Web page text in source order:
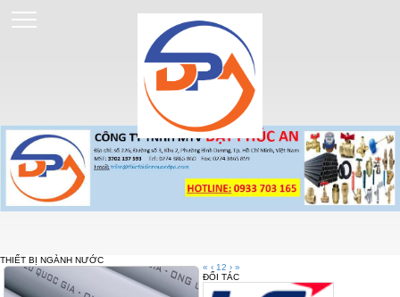
THIẾT BỊ NGÀNH NƯỚC
« ‹ 12 › »
ĐỐI TÁC